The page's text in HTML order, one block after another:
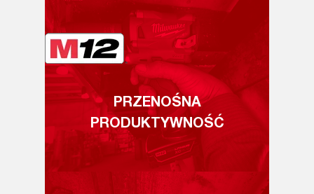
PRZENOŚNA
PRODUKTYWNOŚĆ